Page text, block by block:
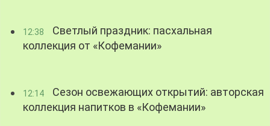
12:38
Светлый праздник: пасхальная
коллекция от «Кофемании»
12:14
Сезон освежающих открытий: авторская
коллекция напитков в «Кофемании»